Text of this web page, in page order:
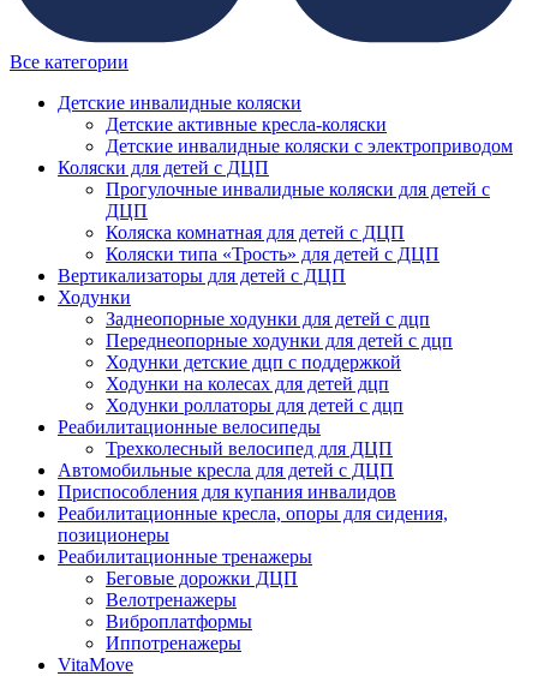
Все категории
Детские инвалидные коляски
Детские активные кресла-коляски
Детские инвалидные коляски с электроприводом
Коляски для детей с ДЦП
Прогулочные инвалидные коляски для детей с
ДЦП
Коляска комнатная для детей с ДЦП
Коляски типа «Трость» для детей с ДЦП
Вертикализаторы для детей с ДЦП
Ходунки
Заднеопорные ходунки для детей с дцп
Переднеопорные ходунки для детей с дцп
Ходунки детские дцп с поддержкой
Ходунки на колесах для детей дцп
Ходунки роллаторы для детей с дцп
Реабилитационные велосипеды
Трехколесный велосипед для ДЦП
Автомобильные кресла для детей с ДЦП
Приспособления для купания инвалидов
Реабилитационные кресла, опоры для сидения,
позиционеры
Реабилитационные тренажеры
Беговые дорожки ДЦП
Велотренажеры
Виброплатформы
Иппотренажеры
VitaMove